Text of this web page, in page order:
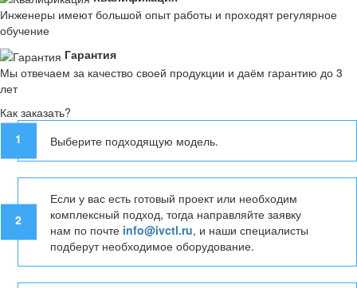
Инженеры имеют большой опыт работы и проходят регулярное
обучение
Гарантия
Мы отвечаем за качество своей продукции и даём гарантию до 3
лет
Как заказать?
1
Выберите подходящую модель.
2
Если у вас есть готовый проект или необходим
комплексный подход, тогда направляйте заявку
нам по почте info@ivctl.ru, и наши специалисты
подберут необходимое оборудование.